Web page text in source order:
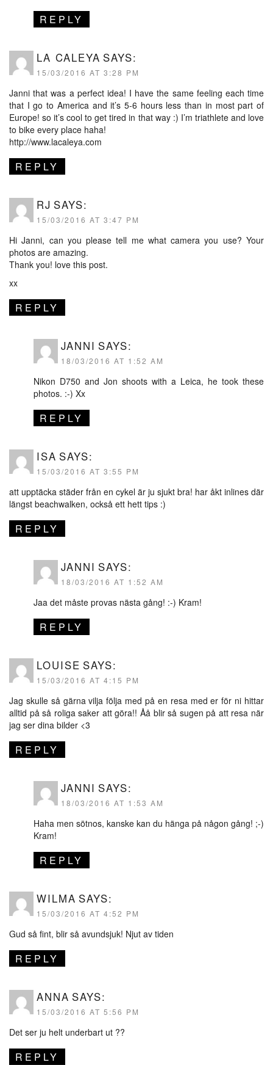
REPLY
LA CALEYA SAYS:
15/03/2016 AT 3:28 PM
Janni that was a perfect idea! I have the same feeling each time
that I go to America and it’s 5-6 hours less than in most part of
Europe! so it’s cool to get tired in that way :) I’m triathlete and love
to bike every place haha!
http://www.lacaleya.com
REPLY
RJ SAYS:
15/03/2016 AT 3:47 PM
Hi Janni, can you please tell me what camera you use? Your
photos are amazing.
Thank you! love this post.
xx
REPLY
JANNI SAYS:
18/03/2016 AT 1:52 AM
Nikon D750 and Jon shoots with a Leica, he took these
photos. :-) Xx
REPLY
ISA SAYS:
15/03/2016 AT 3:55 PM
att upptäcka städer från en cykel är ju sjukt bra! har åkt inlines där
längst beachwalken, också ett hett tips :)
REPLY
JANNI SAYS:
18/03/2016 AT 1:52 AM
Jaa det måste provas nästa gång! :-) Kram!
REPLY
LOUISE SAYS:
15/03/2016 AT 4:15 PM
Jag skulle så gärna vilja följa med på en resa med er för ni hittar
alltid på så roliga saker att göra!! Åå blir så sugen på att resa när
jag ser dina bilder <3
REPLY
JANNI SAYS:
18/03/2016 AT 1:53 AM
Haha men sötnos, kanske kan du hänga på någon gång! ;-)
Kram!
REPLY
WILMA SAYS:
15/03/2016 AT 4:52 PM
Gud så fint, blir så avundsjuk! Njut av tiden
REPLY
ANNA SAYS:
15/03/2016 AT 5:56 PM
Det ser ju helt underbart ut ??
REPLY